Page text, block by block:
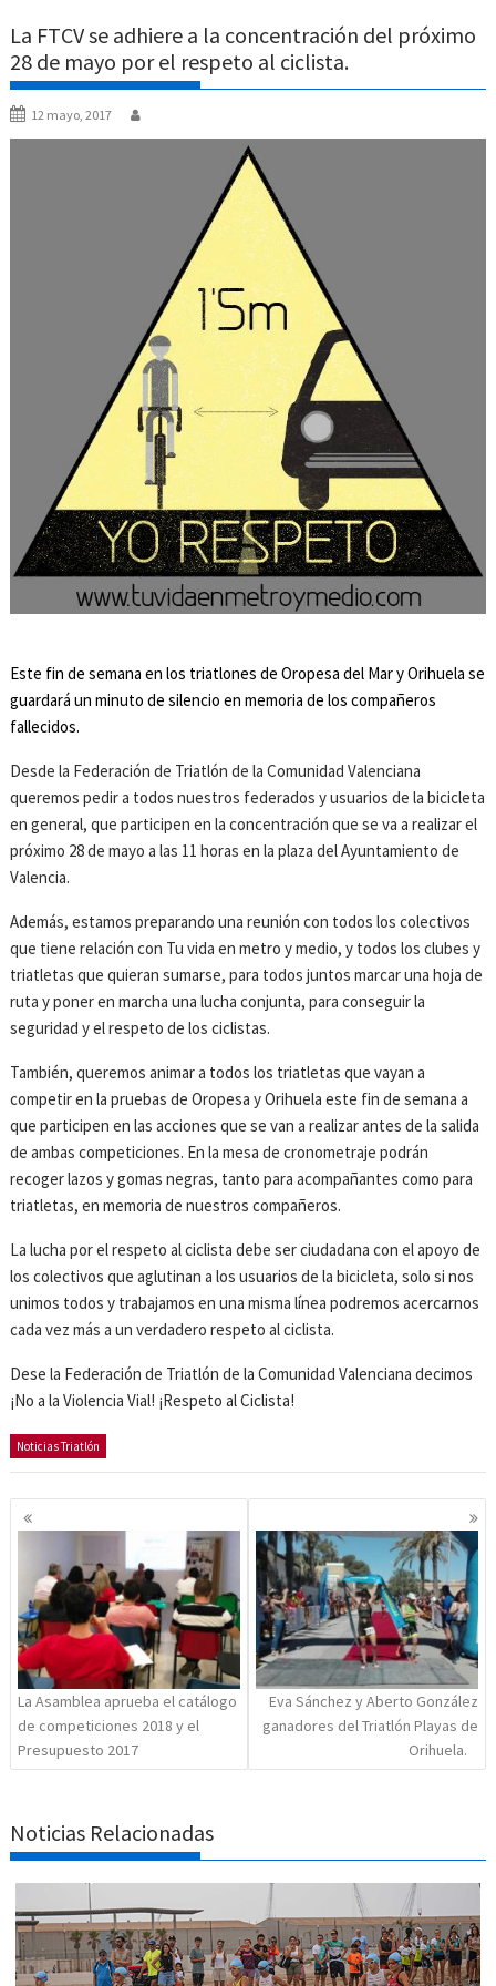
La FTCV se adhiere a la concentración del próximo
28 de mayo por el respeto al ciclista.
12 mayo, 2017
Este fin de semana en los triatlones de Oropesa del Mar y Orihuela se
guardará un minuto de silencio en memoria de los compañeros
fallecidos.
Desde la Federación de Triatlón de la Comunidad Valenciana
queremos pedir a todos nuestros federados y usuarios de la bicicleta
en general, que participen en la concentración que se va a realizar el
próximo 28 de mayo a las 11 horas en la plaza del Ayuntamiento de
Valencia.
Además, estamos preparando una reunión con todos los colectivos
que tiene relación con Tu vida en metro y medio, y todos los clubes y
triatletas que quieran sumarse, para todos juntos marcar una hoja de
ruta y poner en marcha una lucha conjunta, para conseguir la
seguridad y el respeto de los ciclistas.
También, queremos animar a todos los triatletas que vayan a
competir en la pruebas de Oropesa y Orihuela este fin de semana a
que participen en las acciones que se van a realizar antes de la salida
de ambas competiciones. En la mesa de cronometraje podrán
recoger lazos y gomas negras, tanto para acompañantes como para
triatletas, en memoria de nuestros compañeros.
La lucha por el respeto al ciclista debe ser ciudadana con el apoyo de
los colectivos que aglutinan a los usuarios de la bicicleta, solo si nos
unimos todos y trabajamos en una misma línea podremos acercarnos
cada vez más a un verdadero respeto al ciclista.
Dese la Federación de Triatlón de la Comunidad Valenciana decimos
¡No a la Violencia Vial! ¡Respeto al Ciclista!
Noticias Triatlón
Navegación
de
entradas
La Asamblea aprueba el catálogo
de competiciones 2018 y el
Presupuesto 2017
Eva Sánchez y Aberto González
ganadores del Triatlón Playas de
Orihuela.
Noticias Relacionadas